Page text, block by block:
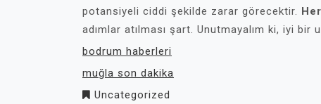
potansiyeli ciddi şekilde zarar görecektir.
adımlar atılması şart. Unutmayalım ki, iyi
bodrum haberleri
muğla son dakika
Uncategorized